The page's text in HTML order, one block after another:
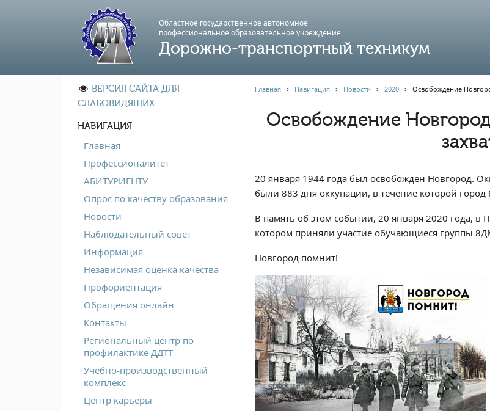
Областное государственное автономное
профессиональноe образовательное учреждение
Дорожно-транспортный техникум
ВЕРСИЯ САЙТА ДЛЯ
СЛАБОВИДЯЩИХ
НАВИГАЦИЯ
Главная
Профессионалитет
АБИТУРИЕНТУ
Опрос по качеству образования
Новости
Наблюдательный совет
Информация
Независимая оценка качества
Профориентация
Обращения онлайн
Контакты
Региональный центр по
профилактике ДДТТ
Учебно-производственный
комплекс
Центр карьеры
Главная› Навигация› Новости › 2020› Освобождение
Освобождение
20 января 1944 года был освобожден Новгород.
были 883 дня оккупации, в течение которой
В память об этом событии, 20 января 2020 года,
котором приняли участие обучающиеся группы
Новгород помнит!